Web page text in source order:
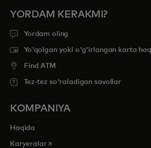
YORDAM KERAKMI?
Yordam oling
Yo'qolgan yoki o'g'irlangan karta
Find ATM
Tez-tez so'raladigan savollar
KOMPANIYA
Haqida
Karyeralaropens in a new tab